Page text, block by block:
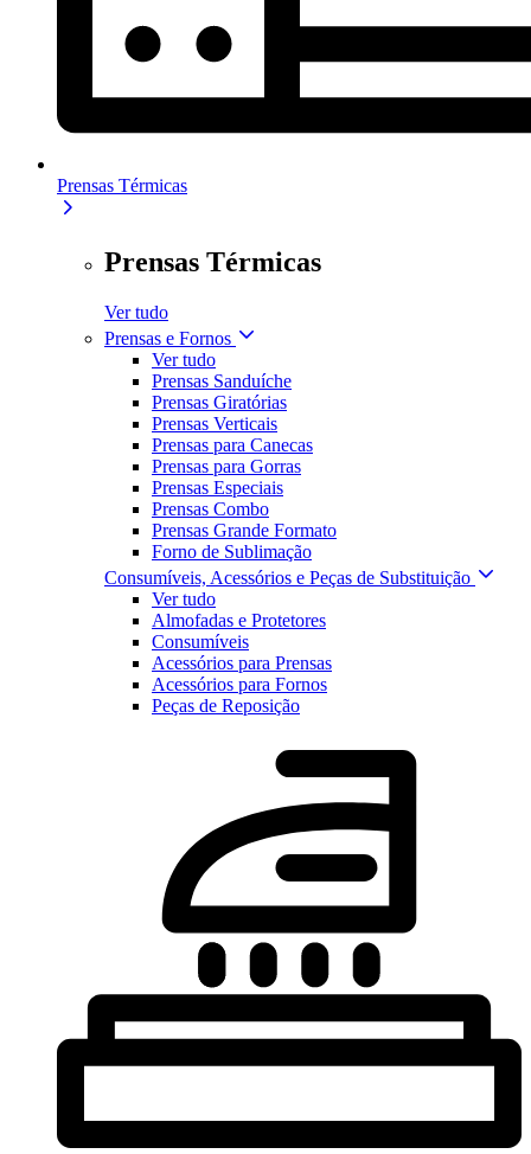
Prensas Térmicas
Prensas Térmicas
Ver tudo
Prensas e Fornos
Ver tudo
Prensas Sanduíche
Prensas Giratórias
Prensas Verticais
Prensas para Canecas
Prensas para Gorras
Prensas Especiais
Prensas Combo
Prensas Grande Formato
Forno de Sublimação
Consumíveis, Acessórios e Peças de Substituição
Ver tudo
Almofadas e Protetores
Consumíveis
Acessórios para Prensas
Acessórios para Fornos
Peças de Reposição